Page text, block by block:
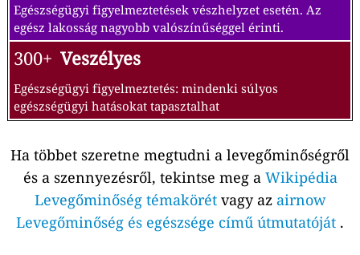
Egészségügyi figyelmeztetések vészhelyzet esetén. Az
egész lakosság nagyobb valószínűséggel érinti.
300+ Veszélyes
Egészségügyi figyelmeztetés: mindenki súlyos
egészségügyi hatásokat tapasztalhat
Ha többet szeretne megtudni a levegőminőségről
és a szennyezésről, tekintse meg a Wikipédia
Levegőminőség témakörétvagy az airnow
Levegőminőség és egészsége című útmutatóját .